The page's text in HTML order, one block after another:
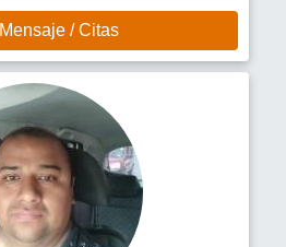
Mensaje / Citas